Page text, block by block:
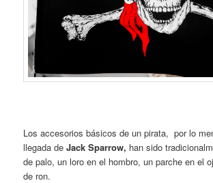
Los accesorios básicos de un pirata, por lo
llegada deJack Sparrow, han sido
de palo, un loro en el hombro, un parche en el
de ron.